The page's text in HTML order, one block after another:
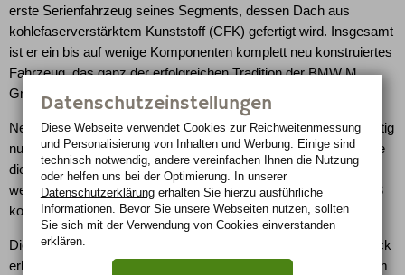
erste Serienfahrzeug seines Segments, dessen Dach aus
kohlefaserverstärktem Kunststoff (CFK) gefertigt wird. Insgesamt
ist er ein bis auf wenige Komponenten komplett neu konstruiertes
Fahrzeug, das ganz der erfolgreichen Tradition der BMW M
GmbH entspricht.
Neben der tragenden Fahrzeugstruktur stammen karosserieseitig
nur die beiden Türen, der Kofferraumdeckel, die Scheiben sowie
die Front- und Heckleuchten vom Coupé der 3er Baureihe. Alle
weiteren Komponenten wurden speziell für den neuen BMW M3
konstruiert.
Die Eigenständigkeit des neuen BMW M3 ist auf den ersten Blick
erkennbar. Charakteristisch sind neben der Motorhaube mit dem
Datenschutzeinstellungen
Diese Webseite verwendet Cookies zur Reichweiten­messung
und Personalisierung von Inhalten und Werbung. Einige sind
technisch notwendig, andere vereinfachen Ihnen die Nutzung
oder helfen uns bei der Optimierung. In unserer
Datenschutzerklärungerhalten Sie hierzu ausführliche
Informationen. Bevor Sie unsere Webseiten nutzen, sollten
Sie sich mit der Verwendung von Cookies einverstanden
erklären.